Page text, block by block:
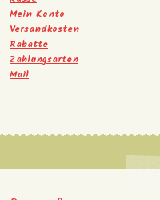
Mein Konto
Versandkosten
Rabatte
Zahlungsarten
Mail